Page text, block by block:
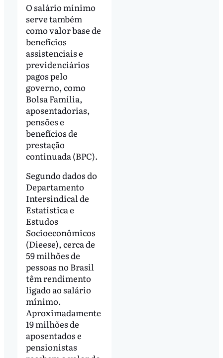
O salário mínimo
serve também
como valor base de
benefícios
assistenciais e
previdenciários
pagos pelo
governo, como
Bolsa Família,
aposentadorias,
pensões e
benefícios de
prestação
continuada (BPC).
Segundo dados do
Departamento
Intersindical de
Estatística e
Estudos
Socioeconômicos
(Dieese), cerca de
59 milhões de
pessoas no Brasil
têm rendimento
ligado ao salário
mínimo.
Aproximadamente
19 milhões de
aposentados e
pensionistas